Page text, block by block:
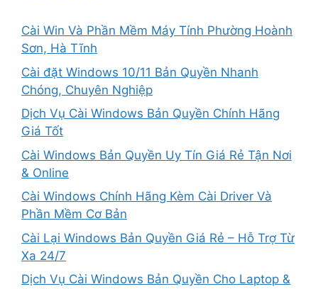
Cài Win Và Phần Mềm Máy Tính Phường Hoành
Sơn, Hà Tĩnh
Cài đặt Windows 10/11 Bản Quyền Nhanh
Chóng, Chuyên Nghiệp
Dịch Vụ Cài Windows Bản Quyền Chính Hãng
Giá Tốt
Cài Windows Bản Quyền Uy Tín Giá Rẻ Tận Nơi
& Online
Cài Windows Chính Hãng Kèm Cài Driver Và
Phần Mềm Cơ Bản
Cài Lại Windows Bản Quyền Giá Rẻ – Hỗ Trợ Từ
Xa 24/7
Dịch Vụ Cài Windows Bản Quyền Cho Laptop &